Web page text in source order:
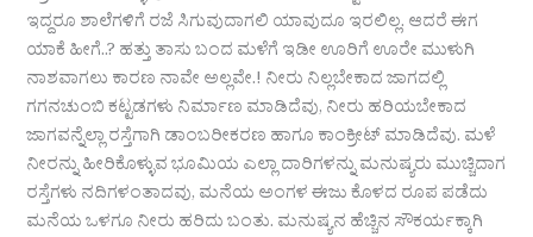
ಇದ್ದರೂ ಶಾಲೆಗಳಿಗೆ ರಜೆ ಸಿಗುವುದಾಗಲಿ ಯಾವುದೂ ಇರಲಿಲ್ಲ. ಆದರೆ ಈಗ
ಯಾಕೆ ಹೀಗೆ..? ಹತ್ತು ತಾಸು ಬಂದ ಮಳೆಗೆ ಇಡೀ ಊರಿಗೆ ಊರೇ ಮುಳುಗಿ
ನಾಶವಾಗಲು ಕಾರಣ ನಾವೇ ಅಲ್ಲವೇ.! ನೀರು ನಿಲ್ಲಬೇಕಾದ ಜಾಗದಲ್ಲಿ
ಗಗನಚುಂಬಿ ಕಟ್ಟಡಗಳು ನಿರ್ಮಾಣ ಮಾಡಿದೆವು, ನೀರು ಹರಿಯಬೇಕಾದ
ಜಾಗವನ್ನೆಲ್ಲಾ ರಸ್ತೆಗಾಗಿ ಡಾಂಬರೀಕರಣ ಹಾಗೂ ಕಾಂಕ್ರೀಟ್ ಮಾಡಿದೆವು. ಮಳೆ
ನೀರನ್ನು ಹೀರಿಕೊಳ್ಳುವ ಭೂಮಿಯ ಎಲ್ಲಾ ದಾರಿಗಳನ್ನು ಮನುಷ್ಯರು ಮುಚ್ಚಿದಾಗ
ರಸ್ತೆಗಳು ನದಿಗಳಂತಾದವು, ಮನೆಯ ಅಂಗಳ ಈಜು ಕೊಳದ ರೂಪ ಪಡೆದು
ಮನೆಯ ಒಳಗೂ ನೀರು ಹರಿದು ಬಂತು. ಮನುಷ್ಯನ ಹೆಚ್ಚಿನ ಸೌಕರ್ಯಕ್ಕಾಗಿ